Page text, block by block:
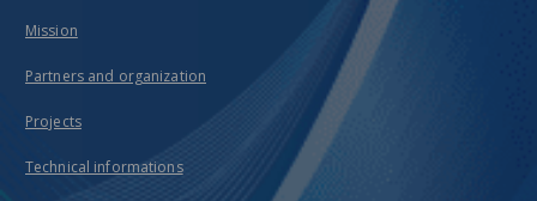
Mission
Partners and organization
Projects
Technical informations